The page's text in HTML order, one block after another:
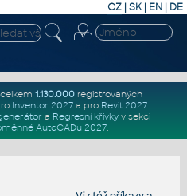
CZ | SK| EN | DE
1.130.000registrovaných
Inventor 2027a pro Revit 2027.
a Regresní křivkyv sekci
AutoCADu 2027.